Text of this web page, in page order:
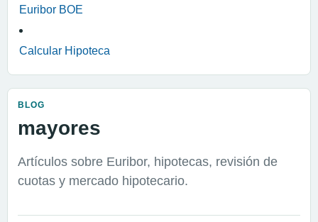
Euribor BOE
Calcular Hipoteca
BLOG
mayores
Artículos sobre Euribor, hipotecas, revisión de
cuotas y mercado hipotecario.